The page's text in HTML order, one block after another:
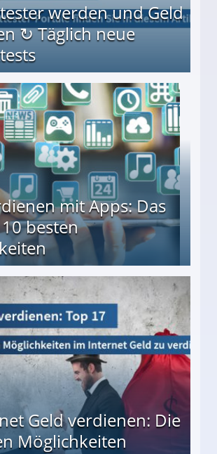
werden und Geld
↻ Täglich neue
mit Apps: Das
besten
Geld verdienen: Die
Möglichkeiten